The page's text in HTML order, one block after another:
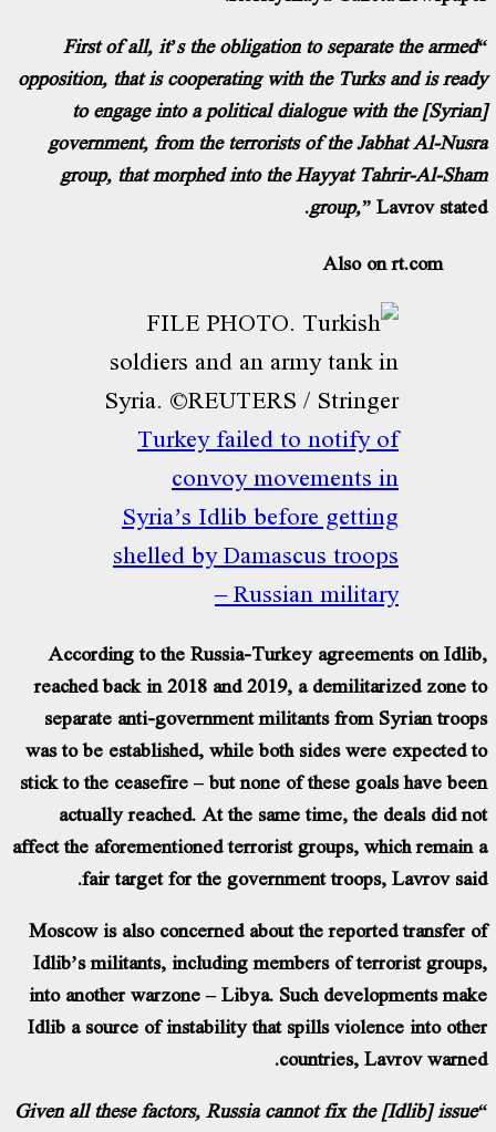
“First of all, it’s the obligation to separate the
opposition, that is cooperating with the Turks and is
to engage into a political dialogue with the
government, from the terrorists of the Jabhat Al-
group, that morphed into the Hayyat Tahrir-Al-
group,”Lavrov
Also on rt.com
Turkey failed to notify of
convoy movements in
Syria’s Idlib before getting
shelled by Damascus troops
– Russian military
According to the Russia-Turkey agreements on
reached back in 2018 and 2019, a demilitarized zone
separate anti-government militants from Syrian
was to be established, while both sides were expected
stick to the ceasefire – but none of these goals have
actually reached. At the same time, the deals did
affect the aforementioned terrorist groups, which
fair target for the government troops, Lavrov
Moscow is also concerned about the reported transfer
Idlib’s militants, including members of terrorist
into another warzone – Libya. Such developments
Idlib a source of instability that spills violence into
countries, Lavrov
“Given all these factors, Russia cannot fix the [Idlib]